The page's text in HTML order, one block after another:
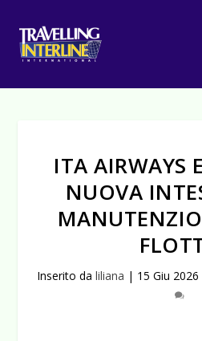
ITA AIRWAYS
NUOVA
Inserito da liliana | 15 Giu 2026